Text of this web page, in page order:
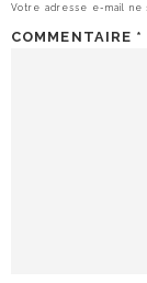
Votre adresse e-mail ne
COMMENTAIRE *